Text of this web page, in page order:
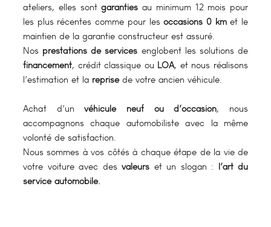
ateliers, elles sontgaranties au minimum 12 mois pour
les plus récentes comme pour lesoccasions 0 kmet le
maintien de la garantie constructeur est assuré.
Nos prestations de services englobent les solutions de
financement, crédit classique ou LOA, et nous réalisons
l’estimation et la reprise de votre ancien véhicule.
Achat d’unvéhicule neuf ou d’occasion, nous
accompagnons chaque automobiliste avec la même
volonté de satisfaction.
Nous sommes à vos côtés à chaque étape de la vie de
votre voiture avec des valeurs et un slogan :
l’art du
service automobile.